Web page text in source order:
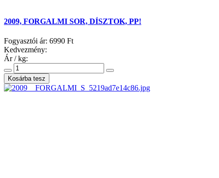
2009, FORGALMI SOR, DÍSZTOK, PP!
Fogyasztói ár: 6990 Ft
Kedvezmény:
Ár / kg: